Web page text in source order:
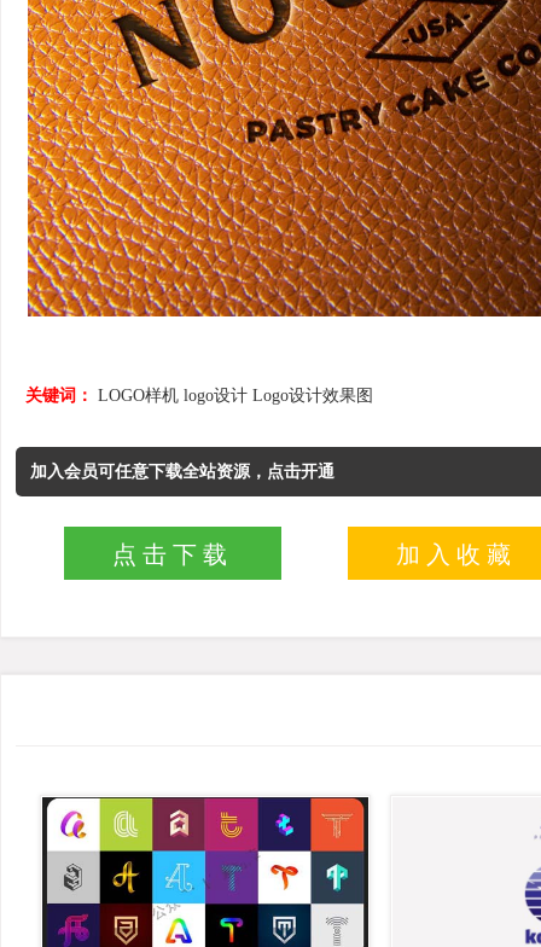
关键词： LOGO样机 logo设计 Logo设计效果图
加入会员可任意下载全站资源，点击开通
点击下载 加入收藏